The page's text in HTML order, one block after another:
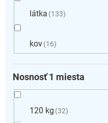
látka 133
kov 16
Nosnosť 1 miesta
120 kg 32